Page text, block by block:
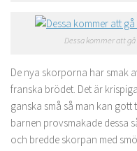
Dessa kommer att
De nya skorporna har smak
franska brödet. Det är
ganska små så man kan
barnen provsmakade dessa
och bredde skorpan med